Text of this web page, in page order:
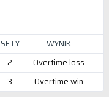
SETY
WYNIK
2
Overtime loss
3 Overtime win